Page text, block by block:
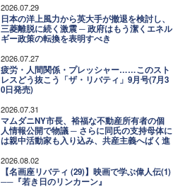
2026.07.29
日本の洋上風力から英大手が撤退を検討し、
三菱離脱に続く激震 ─ 政府はもう潔くエネル
ギー政策の転換を表明すべき
2026.07.27
疲労・人間関係・プレッシャー……このスト
レスどう抜こう「ザ・リバティ」9月号(7月3
0日発売)
2026.07.31
マムダニNY市長、裕福な不動産所有者の個
人情報公開で物議 ─ さらに同氏の支持母体に
は親中活動家も入り込み、共産主義へばく進
2026.08.02
【名画座リバティ (29)】映画で学ぶ偉人伝(1)
──『若き日のリンカーン』